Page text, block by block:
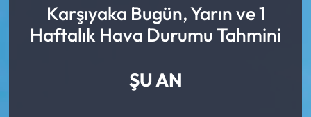
Karşıyaka Bugün, Yarın ve 1
Haftalık Hava Durumu Tahmini
ŞU AN
Haber Arşivi